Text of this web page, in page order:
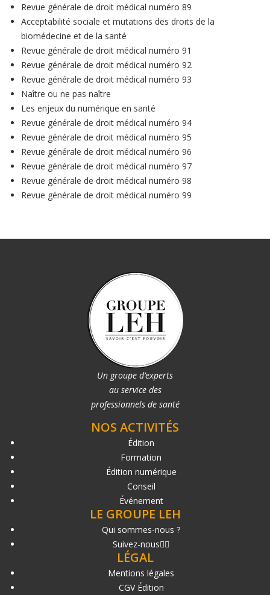
Revue générale de droit médical numéro 89
Acceptabilité sociale et mutations des droits de la
biomédecine et de la santé
Revue générale de droit médical numéro 91
Revue générale de droit médical numéro 92
Revue générale de droit médical numéro 93
Naître ou ne pas naître
Les enjeux du numérique en santé
Revue générale de droit médical numéro 94
Revue générale de droit médical numéro 95
Revue générale de droit médical numéro 96
Revue générale de droit médical numéro 97
Revue générale de droit médical numéro 98
Revue générale de droit médical numéro 99
Un groupe d’experts
au service des
professionnels de santé
NOS ACTIVITÉS
Édition
Formation
Édition numérique
Conseil
Événement
LE GROUPE LEH
Qui sommes-nous ?
Suivez-nous
LÉGAL
Mentions légales
CGV Édition